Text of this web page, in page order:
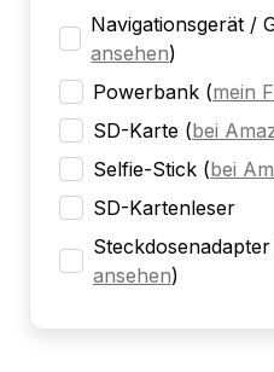
Navigationsgerät /
ansehen)
Powerbank (mein
SD-Karte (bei
Selfie-Stick (bei
SD-Kartenleser
Steckdosenadapter
ansehen)